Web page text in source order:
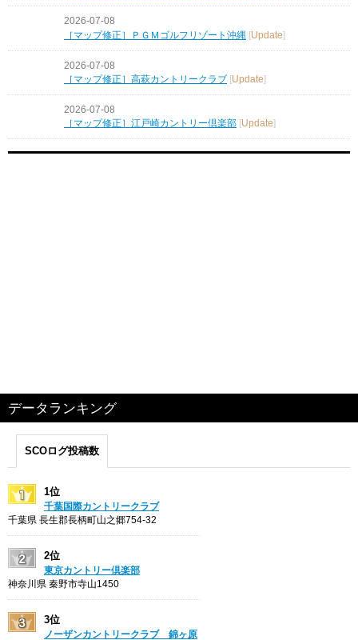
2026-07-08
［マップ修正］ＰＧＭゴルフリゾート沖縄 [Update]
2026-07-08
［マップ修正］高萩カントリークラブ [Update]
2026-07-08
［マップ修正］江戸崎カントリー倶楽部 Update
データランキング
SCOログ投稿数
1位
千葉国際カントリークラブ
千葉県 長生郡長柄町山之郷754-32
2位
東京カントリー倶楽部
神奈川県 秦野市寺山1450
3位
ノーザンカントリークラブ 錦ヶ原